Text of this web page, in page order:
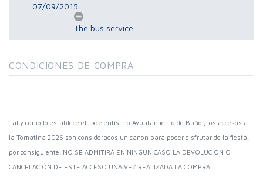
07/09/2015
The bus service
CONDICIONES DE COMPRA
Tal y como lo establece el Excelentísimo Ayuntamiento de Buñol, los accesos a
la Tomatina 2026 son considerados un canon para poder disfrutar de la fiesta,
por consiguiente, NO SE ADMITIRÁ EN NINGÚN CASO LA DEVOLUCIÓN O
CANCELACIÓN DE ESTE ACCESO UNA VEZ REALIZADA LA COMPRA.